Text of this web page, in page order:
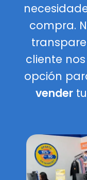
compra.
cliente
opción
vender